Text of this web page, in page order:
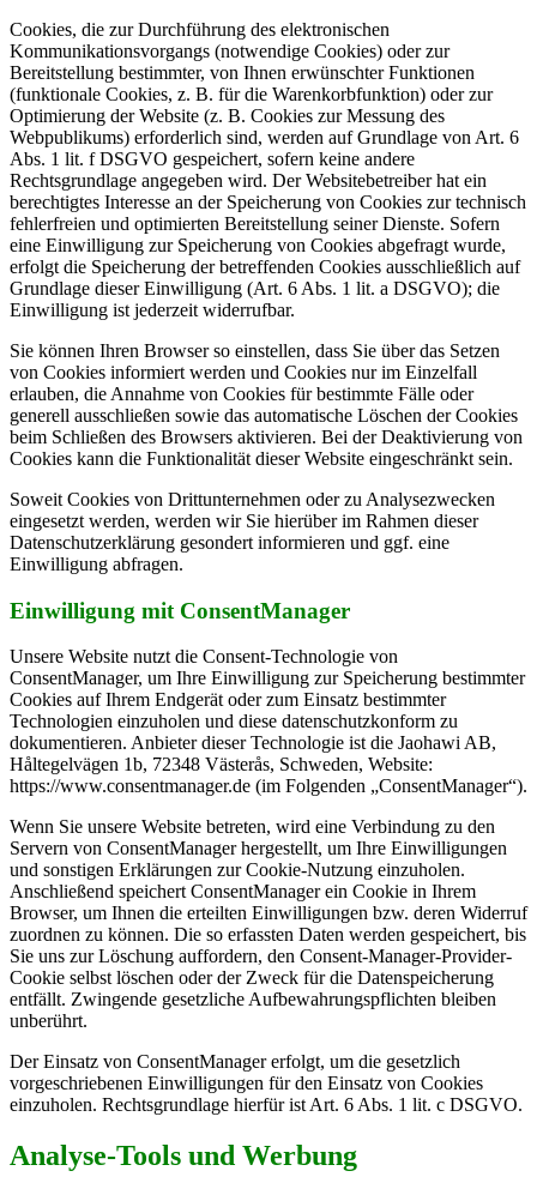
Cookies, die zur Durchführung des elektronischen
Kommunikationsvorgangs (notwendige Cookies) oder zur
Bereitstellung bestimmter, von Ihnen erwünschter Funktionen
(funktionale Cookies, z. B. für die Warenkorbfunktion) oder zur
Optimierung der Website (z. B. Cookies zur Messung des
Webpublikums) erforderlich sind, werden auf Grundlage von Art. 6
Abs. 1 lit. f DSGVO gespeichert, sofern keine andere
Rechtsgrundlage angegeben wird. Der Websitebetreiber hat ein
berechtigtes Interesse an der Speicherung von Cookies zur technisch
fehlerfreien und optimierten Bereitstellung seiner Dienste. Sofern
eine Einwilligung zur Speicherung von Cookies abgefragt wurde,
erfolgt die Speicherung der betreffenden Cookies ausschließlich auf
Grundlage dieser Einwilligung (Art. 6 Abs. 1 lit. a DSGVO); die
Einwilligung ist jederzeit widerrufbar.
Sie können Ihren Browser so einstellen, dass Sie über das Setzen
von Cookies informiert werden und Cookies nur im Einzelfall
erlauben, die Annahme von Cookies für bestimmte Fälle oder
generell ausschließen sowie das automatische Löschen der Cookies
beim Schließen des Browsers aktivieren. Bei der Deaktivierung von
Cookies kann die Funktionalität dieser Website eingeschränkt sein.
Soweit Cookies von Drittunternehmen oder zu Analysezwecken
eingesetzt werden, werden wir Sie hierüber im Rahmen dieser
Datenschutzerklärung gesondert informieren und ggf. eine
Einwilligung abfragen.
Einwilligung mit ConsentManager
Unsere Website nutzt die Consent-Technologie von
ConsentManager, um Ihre Einwilligung zur Speicherung bestimmter
Cookies auf Ihrem Endgerät oder zum Einsatz bestimmter
Technologien einzuholen und diese datenschutzkonform zu
dokumentieren. Anbieter dieser Technologie ist die Jaohawi AB,
Håltegelvägen 1b, 72348 Västerås, Schweden, Website:
https://www.consentmanager.de (im Folgenden „ConsentManager“).
Wenn Sie unsere Website betreten, wird eine Verbindung zu den
Servern von ConsentManager hergestellt, um Ihre Einwilligungen
und sonstigen Erklärungen zur Cookie-Nutzung einzuholen.
Anschließend speichert ConsentManager ein Cookie in Ihrem
Browser, um Ihnen die erteilten Einwilligungen bzw. deren Widerruf
zuordnen zu können. Die so erfassten Daten werden gespeichert, bis
Sie uns zur Löschung auffordern, den Consent-Manager-Provider-
Cookie selbst löschen oder der Zweck für die Datenspeicherung
entfällt. Zwingende gesetzliche Aufbewahrungspflichten bleiben
unberührt.
Der Einsatz von ConsentManager erfolgt, um die gesetzlich
vorgeschriebenen Einwilligungen für den Einsatz von Cookies
einzuholen. Rechtsgrundlage hierfür ist Art. 6 Abs. 1 lit. c DSGVO.
Analyse-Tools und Werbung